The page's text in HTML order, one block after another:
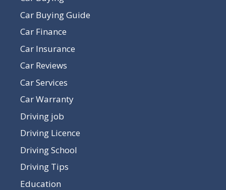
Car Buying Guide
Car Finance
Car Insurance
Car Reviews
Car Services
Car Warranty
Driving job
Driving Licence
Driving School
Driving Tips
Education